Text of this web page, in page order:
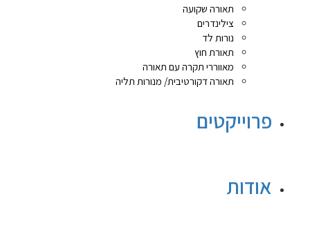
תאורה שקועה
צילינדרים
נורות לד
תאורת חוץ
מאווררי תקרה עם תאורה
תאורה דקורטיבית/ מנורות תליה
פרוייקטים
אודות